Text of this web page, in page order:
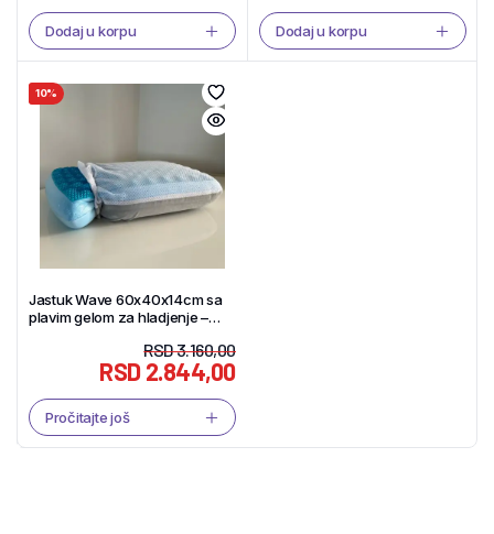
Dodaj u korpu Dodaj u korpu
10%
Jastuk Wave 60x40x14cm sa
plavim gelom za hladjenje –
RSD3.160,00
RSD2.844,00
Pročitajte još